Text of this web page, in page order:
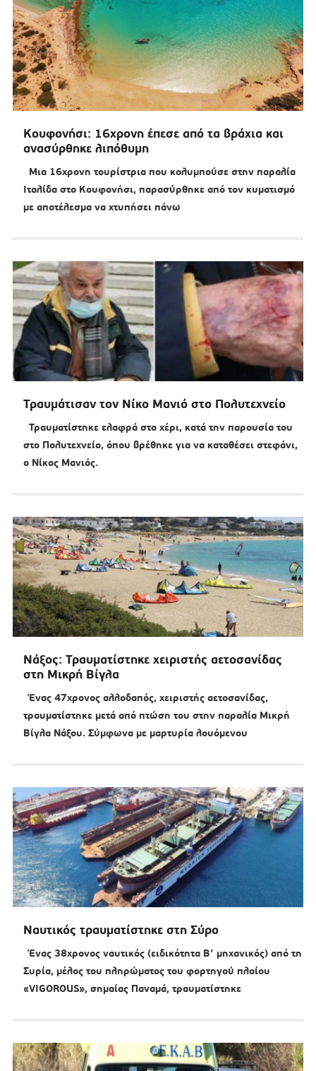
Κουφονήσι: 16χρονη έπεσε από τα βράχια και
ανασύρθηκε λιπόθυμη
Mια 16χρονη τουρίστρια που κολυμπούσε στην παραλία
Ιταλίδα στο Κουφονήσι, παρασύρθηκε από τον κυματισμό
με αποτέλεσμα να χτυπήσει πάνω
Τραυμάτισαν τον Νίκο Μανιό στο Πολυτεχνείο
Τραυματίστηκε ελαφρά στο χέρι, κατά την παρουσία του
στο Πολυτεχνείο, όπου βρέθηκε για να καταθέσει στεφάνι,
ο Νίκος Μανιός.
Νάξος: Τραυματίστηκε χειριστής αετοσανίδας
στη Μικρή Βίγλα
Ένας 47χρονος αλλοδαπός, χειριστής αετοσανίδας,
τραυματίστηκε μετά από πτώση του στην παραλία Μικρή
Βίγλα Νάξου. Σύμφωνα με μαρτυρία λουόμενου
Ναυτικός τραυματίστηκε στη Σύρο
Ένας 38χρονος ναυτικός (ειδικότητα Β’ μηχανικός) από τη
Συρία, μέλος του πληρώματος του φορτηγού πλοίου
«VIGOROUS», σημαίας Παναμά, τραυματίστηκε